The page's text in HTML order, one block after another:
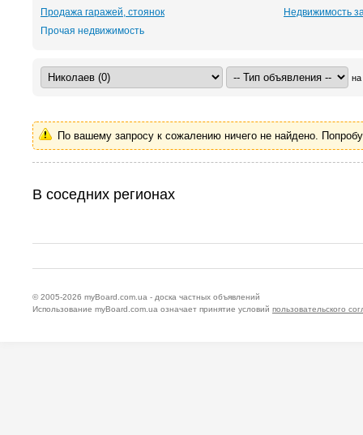
Продажа гаражей, стоянок
Недвижимость
Прочая недвижимость
на
По вашему запросу к сожалению ничего не найдено.
В соседних регионах
© 2005-2026 myBoard.com.ua - доска частных объявлений
Использование myBoard.com.ua означает принятие условий пользовательского